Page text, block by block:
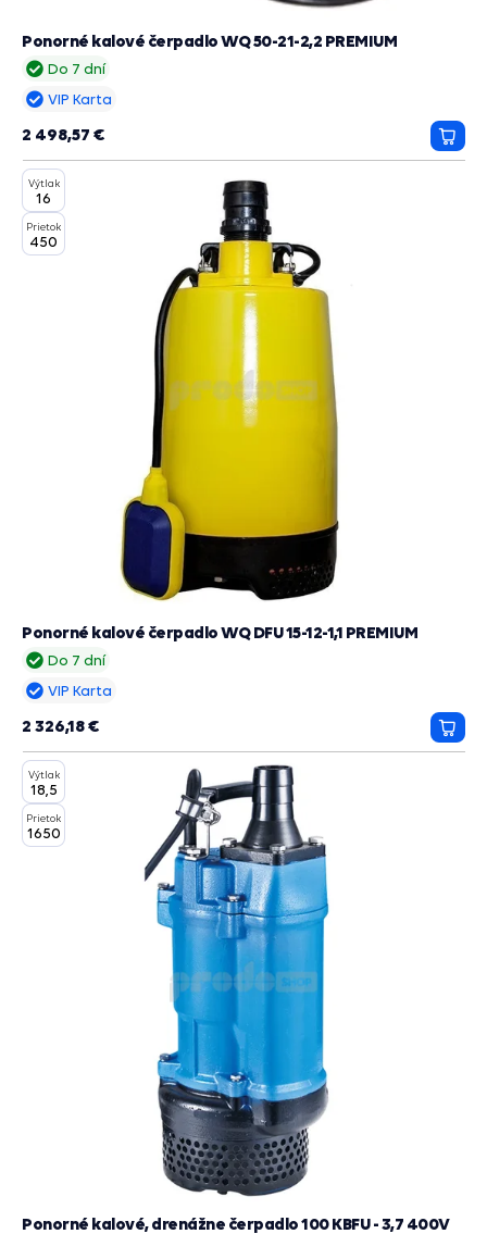
Do 7 dní
Ponorné kalové čerpadlo WQ 50-21-2,2 PREMIUM
VIP Karta
2 498,57 €
do
Výtlak
16
Prietok
450
Do 7 dní
Ponorné kalové čerpadlo WQ DFU 15-12-1,1 PREMIUM
VIP Karta
2 326,18 €
do
Výtlak
18,5
Prietok
1650
Ponorné kalové, drenážne čerpadlo 100 KBFU - 3,7 400V